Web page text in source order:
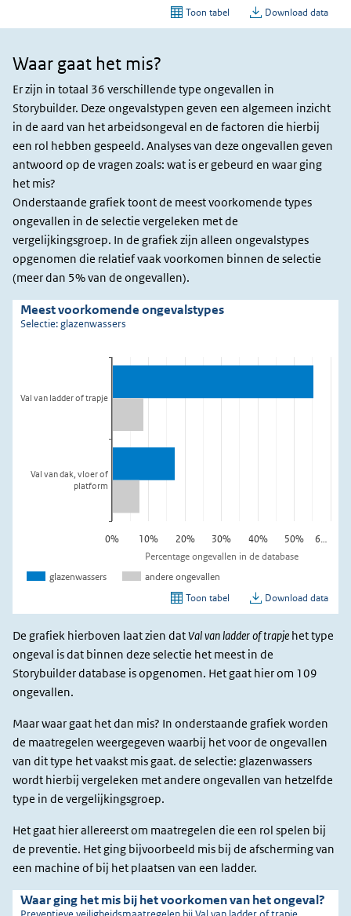
het
mis?
Waar gaat het mis?
Er zijn in totaal 36 verschillende type ongevallen in
Storybuilder. Deze ongevalstypen geven een algemeen inzicht
in de aard van het arbeidsongeval en de factoren die hierbij
een rol hebben gespeeld. Analyses van deze ongevallen geven
antwoord op de vragen zoals: wat is er gebeurd en waar ging
het mis?
Onderstaande grafiek toont de meest voorkomende types
ongevallen in de selectie vergeleken met de
vergelijkingsgroep. In de grafiek zijn alleen ongevalstypes
opgenomen die relatief vaak voorkomen binnen de selectie
(meer dan 5% van de ongevallen).
De grafiek hierboven laat zien datVal van ladder of trapje het type
ongeval is dat binnen deze selectie het meest in de
Storybuilder database is opgenomen. Het gaat hier om 109
ongevallen.
Maar waar gaat het dan mis? In onderstaande grafiek worden
de maatregelen weergegeven waarbij het voor de ongevallen
van dit type het vaakst mis gaat. de selectie: glazenwassers
wordt hierbij vergeleken met andere ongevallen van hetzelfde
type in de vergelijkingsgroep.
Het gaat hier allereerst om maatregelen die een rol spelen bij
de preventie. Het ging bijvoorbeeld mis bij de afscherming van
een machine of bij het plaatsen van een ladder.